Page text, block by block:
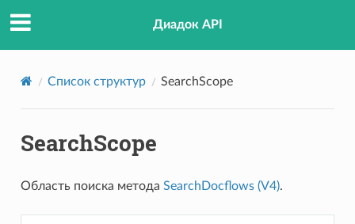
Диадок API
Список структур SearchScope
SearchScope
Область поиска метода SearchDocflows (V4).